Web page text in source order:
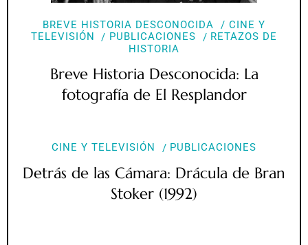
BREVE HISTORIA DESCONOCIDA
CINE Y
TELEVISIÓN
PUBLICACIONES
RETAZOS DE
HISTORIA
Breve Historia Desconocida: La
fotografía de El Resplandor
CINE Y TELEVISIÓN PUBLICACIONES
Detrás de las Cámara: Drácula de Bran
Stoker (1992)